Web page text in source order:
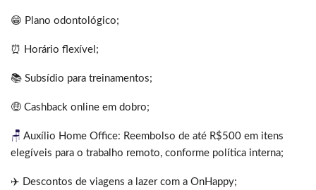
😁 Plano odontológico;
⏰ Horário flexível;
📚 Subsídio para treinamentos;
🤑 Cashback online em dobro;
🪑 Auxílio Home Office: Reembolso de até R$500 em itens
elegíveis para o trabalho remoto, conforme política interna;
✈️ Descontos de viagens a lazer com a OnHappy;